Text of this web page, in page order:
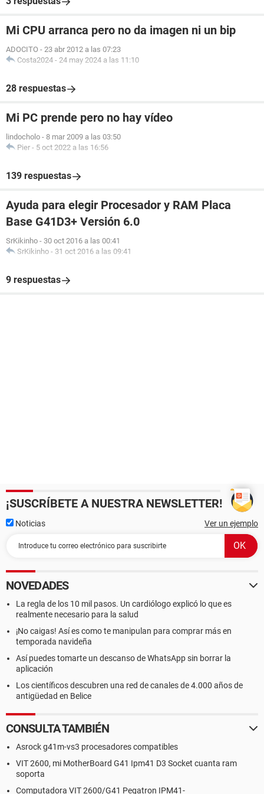
Mi CPU arranca pero no da imagen ni un bip
ADOCITO - 23 abr 2012 a las 07:23
Costa2024 - 24 may 2024 a las 11:10
28 respuestas
Mi PC prende pero no hay vídeo
lindocholo - 8 mar 2009 a las 03:50
Pier - 5 oct 2022 a las 16:56
139 respuestas
Ayuda para elegir Procesador y RAM Placa
Base G41D3+ Versión 6.0
SrKikinho - 30 oct 2016 a las 00:41
SrKikinho - 31 oct 2016 a las 09:41
9 respuestas
¡SUSCRÍBETE A NUESTRA NEWSLETTER!
Noticias Ver un ejemplo
NOVEDADES
La regla de los 10 mil pasos. Un cardiólogo explicó lo que es
realmente necesario para la salud
¡No caigas! Así es como te manipulan para comprar más en
temporada navideña
Así puedes tomarte un descanso de WhatsApp sin borrar la
aplicación
Los científicos descubren una red de canales de 4.000 años de
antigüedad en Belice
CONSULTA TAMBIÉN
Asrock g41m-vs3 procesadores compatibles
VIT 2600, mi MotherBoard G41 Ipm41 D3 Socket cuanta ram
soporta
Computadora VIT 2600/G41 Pegatron IPM41-